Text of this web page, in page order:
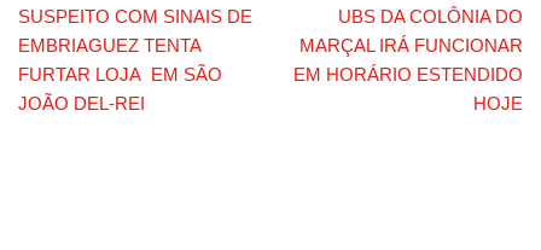
SUSPEITO COM SINAIS DE
EMBRIAGUEZ TENTA
FURTAR LOJA EM SÃO
JOÃO DEL-REI
UBS DA COLÔNIA DO
MARÇAL IRÁ FUNCIONAR
EM HORÁRIO ESTENDIDO
HOJE